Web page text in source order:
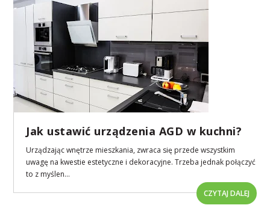
Jak ustawić urządzenia AGD w kuchni?
Urządzając wnętrze mieszkania, zwraca się przede wszystkim
uwagę na kwestie estetyczne i dekoracyjne. Trzeba jednak połączyć
to z myślen...
CZYTAJ DALEJ